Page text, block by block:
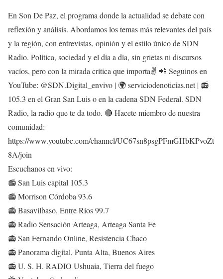
En Son De Paz, el programa donde la actualidad se debate con
reflexión y análisis. Abordamos los temas más relevantes del país
y la región, con entrevistas, opinión y el estilo único de SDN
Radio. Política, sociedad y el día a día, sin grietas ni discursos
vacíos, pero con la mirada crítica que importa✌️ 📲 Seguinos en
YouTube: @SDN.Digital_envivo | 🌍 serviciodenoticias.net | 📻
105.3 en el Gran San Luis o en la cadena SDN Federal. SDN
Radio, la radio que te da todo. 🔴 Hacete miembro de nuestra
comunidad:
https://www.youtube.com/channel/UC67sn8psgPFmGHbKPvoZt
8A/join
Escuchanos en vivo:
📻 San Luis capital 105.3
📻 Morrison Córdoba 93.6
📻 Basavilbaso, Entre Ríos 99.7
📻 Radio Sensación Arteaga, Arteaga Santa Fe
📻 San Fernando Online, Resistencia Chaco
📻 Panorama digital, Punta Alta, Buenos Aires
📻 U. S. H. RADIO Ushuaia, Tierra del fuego